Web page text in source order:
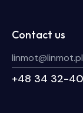
Contact us
linmot@linmot.pl
+48 34 32-